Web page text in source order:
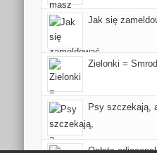
Jak się
Zielonki =
Psy szczekają,
Opłata